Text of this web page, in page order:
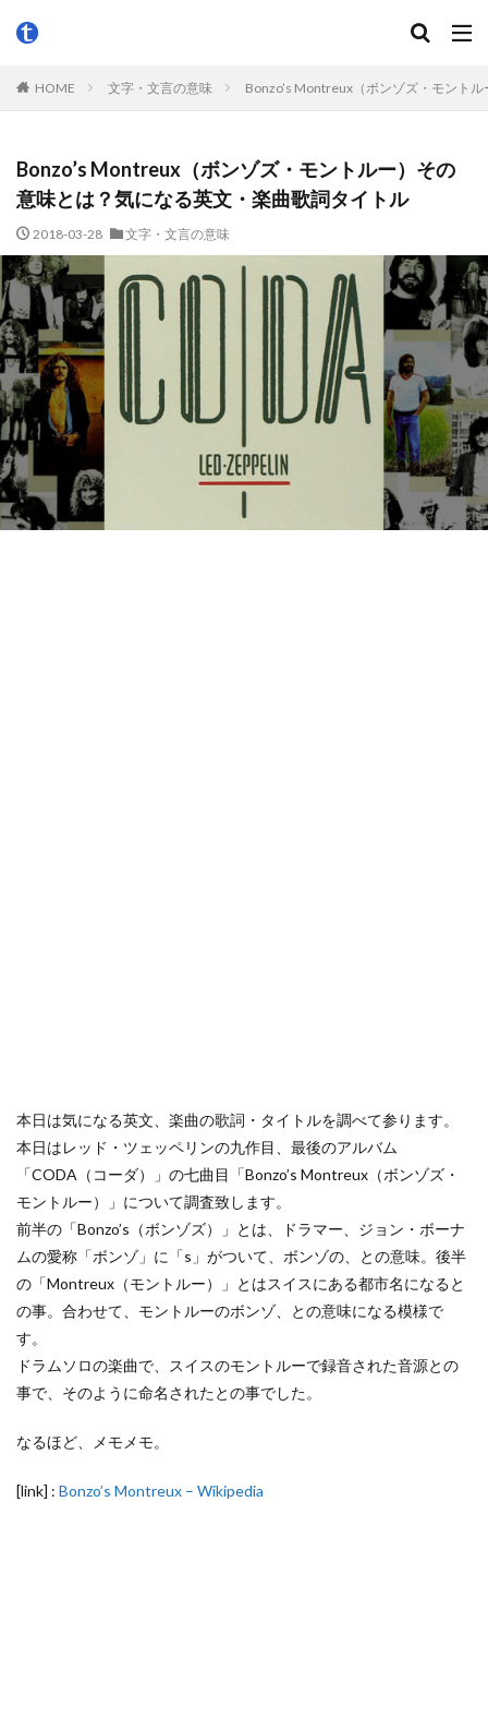
HOME 文字・文言の意味 Bonzo’s Montreux（ボンゾズ・モント
Bonzo’s Montreux（ボンゾズ・モントルー）その
意味とは？気になる英文・楽曲歌詞タイトル
2018-03-28 文字・文言の意味
本日は気になる英文、楽曲の歌詞・タイトルを調べて参ります。
本日はレッド・ツェッペリンの九作目、最後のアルバム
「CODA（コーダ）」の七曲目「Bonzo’s Montreux（ボンゾズ・
モントルー）」について調査致します。
前半の「Bonzo’s（ボンゾズ）」とは、ドラマー、ジョン・ボーナ
ムの愛称「ボンゾ」に「s」がついて、ボンゾの、との意味。後半
の「Montreux（モントルー）」とはスイスにある都市名になると
の事。合わせて、モントルーのボンゾ、との意味になる模様で
す。
ドラムソロの楽曲で、スイスのモントルーで録音された音源との
事で、そのように命名されたとの事でした。
なるほど、メモメモ。
[link] : Bonzo’s Montreux – Wikipedia